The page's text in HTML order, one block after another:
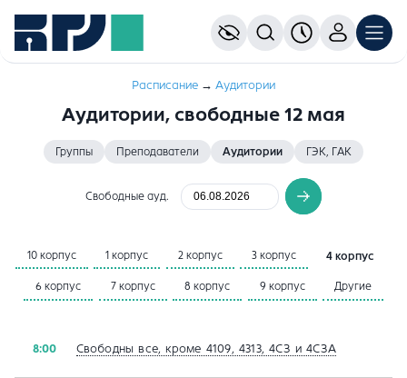
Расписание → Aудитории
Аудитории, свободные 12 мая
Группы Преподаватели Аудитории ГЭК, ГАК
Свободные ауд.
10 корпус 1 корпус 2 корпус 3 корпус 4 корпус
6 корпус 7 корпус 8 корпус 9 корпус Другие
8:00 Свободны все, кроме 4109, 4313, 4СЗ и 4СЗА